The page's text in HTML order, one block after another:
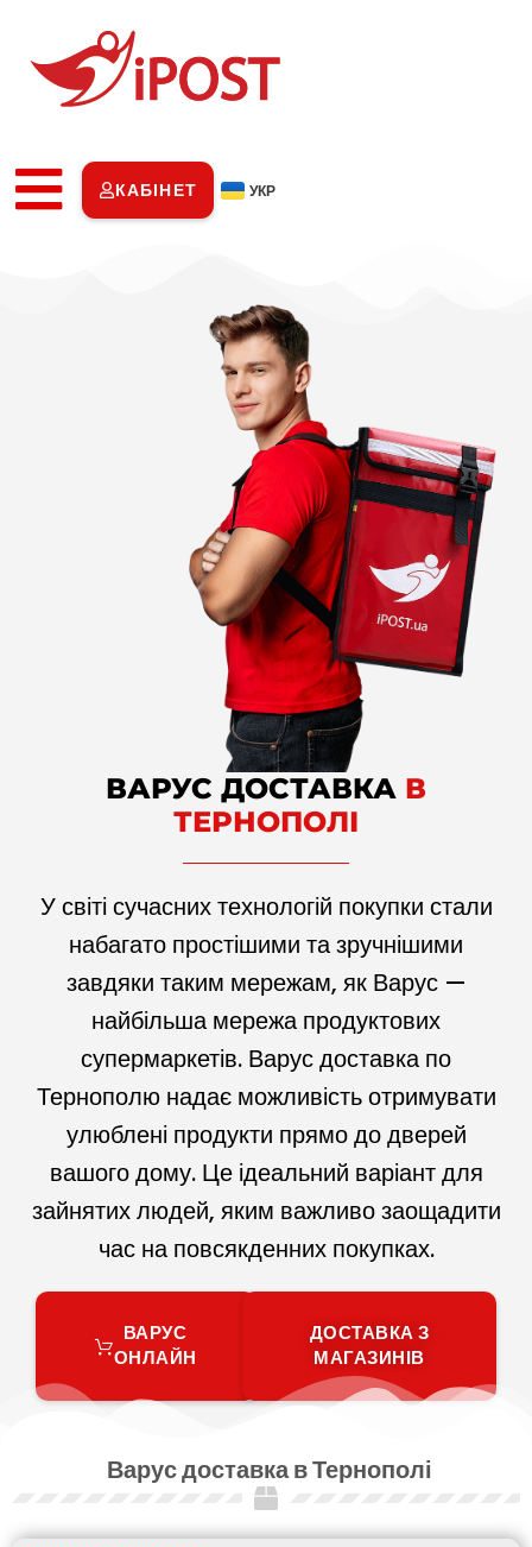
КАБІНЕТ УКР
ВАРУС ДОСТАВКА В
ТЕРНОПОЛІ
У світі сучасних технологій покупки стали
набагато простішими та зручнішими
завдяки таким мережам, як Варус —
найбільша мережа продуктових
супермаркетів. Варус доставка по
Тернополю надає можливість отримувати
улюблені продукти прямо до дверей
вашого дому. Це ідеальний варіант для
зайнятих людей, яким важливо заощадити
час на повсякденних покупках.
ВАРУС
ОНЛАЙН
ДОСТАВКА З
МАГАЗИНІВ
Варус доставка в Тернополі